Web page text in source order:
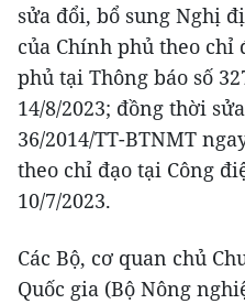
sửa đổi, bổ sung Nghị
của Chính phủ theo chỉ
phủ tại Thông báo số
14/8/2023; đồng thời
36/2014/TT-BTNMT
theo chỉ đạo tại Công
10/7/2023.
Các Bộ, cơ quan chủ
Quốc gia (Bộ Nông